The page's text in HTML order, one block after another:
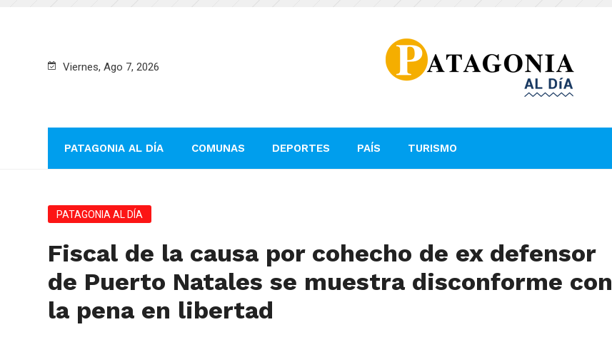
Viernes, Ago 7, 2026
PATAGONIA AL DÍA COMUNAS DEPORTES PAÍS TURISMO
PATAGONIA AL DÍA
Fiscal de la causa por cohecho de ex defensor
de Puerto Natales se muestra disconforme con
la pena en libertad